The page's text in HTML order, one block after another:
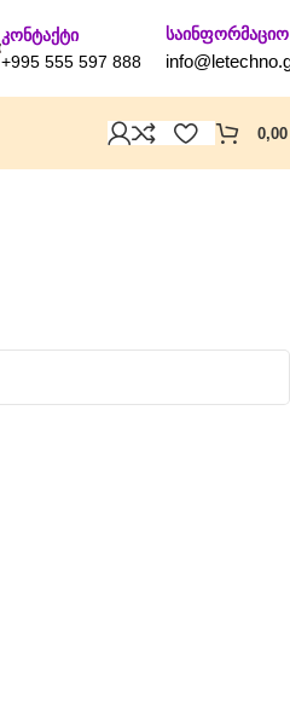
კონტაქტი
+995 555 597 888
საინფორმაციო